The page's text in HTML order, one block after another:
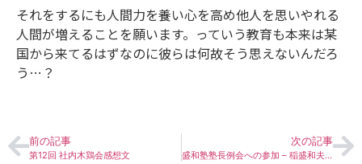
それをするにも人間力を養い心を高め他人を思いやれる
人間が増えることを願います。っていう教育も本来は某
国から来てるはずなのに彼らは何故そう思えないんだろ
う…？
前の記事
第12回 社内木鶏会感想文
次の記事
盛和塾塾長例会への参加 – 稲盛和夫氏との初対面